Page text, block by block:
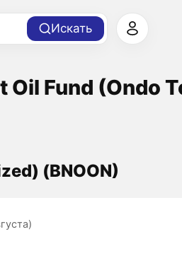
Искать
Oil Fund (Ondo
(BNOON)